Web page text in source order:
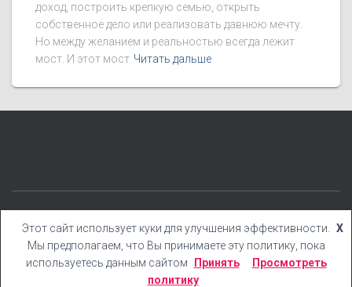
доход, построить крепкую семью, открыть
собственное дело или реализовать давнюю мечту.
Но между желанием и реальностью всегда лежит
мост. И этот мост Читать дальше
КАТЕГОРИИ БЛОГ БОНУСЫ КНИГИ YOUTUBE
Hestia | РазработаноThemeIsle
Этот сайт использует куки для улучшения эффективности.
Мы предполагаем, что Вы принимаете эту политику, пока
используетесь данным сайтом
X
Принять
Просмотреть
политику